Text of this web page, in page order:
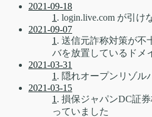
2021-09-18
1 . login.live.com が引け
2021-09-07
1 . 送信元詐称対策が不
バを放置しているドメ
2021-03-31
1 . 隠れオープンリゾル
2021-03-15
1 . 損保ジャパンDC証
っていました